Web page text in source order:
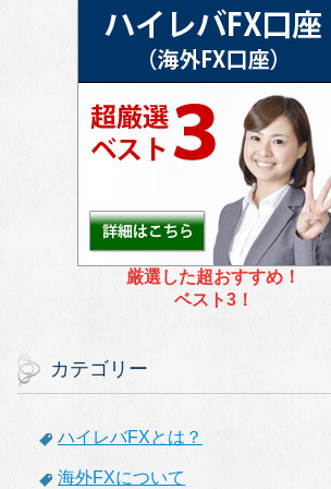
厳選した超おすすめ！
ベスト3！
カテゴリー
ハイレバFXとは？
海外FXについて